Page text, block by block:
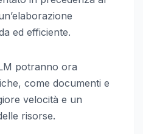
ed efficiente.
potranno ora
come documenti e
velocità e un
risorse.